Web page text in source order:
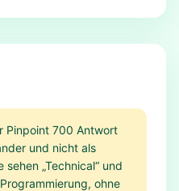
Pinpoint 700 Antwort
und nicht als
„Technical“ und
ohne